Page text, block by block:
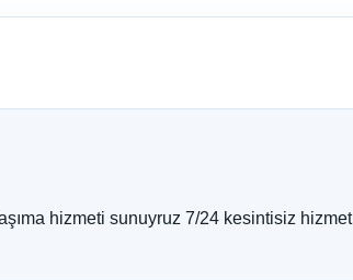
hizmeti sunuyruz 7/24 kesintisiz hizmet